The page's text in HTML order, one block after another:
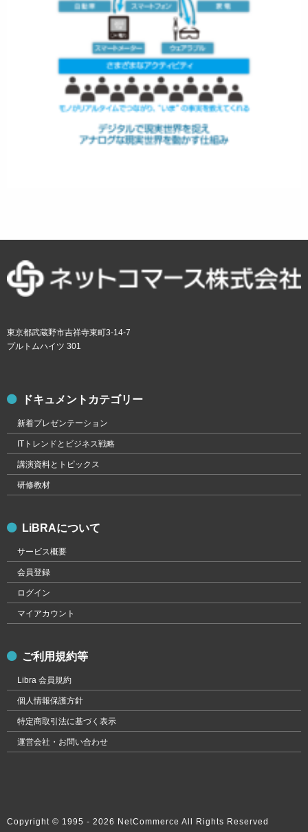
東京都武蔵野市吉祥寺東町3-14-7
プルトムハイツ 301
ドキュメントカテゴリー
新着プレゼンテーション
ITトレンドとビジネス戦略
講演資料とトピックス
研修教材
LiBRAについて
サービス概要
会員登録
ログイン
マイアカウント
ご利用規約等
Libra 会員規約
個人情報保護方針
特定商取引法に基づく表示
運営会社・お問い合わせ
Copyright © 1995 - 2026 NetCommerce All Rights Reserved